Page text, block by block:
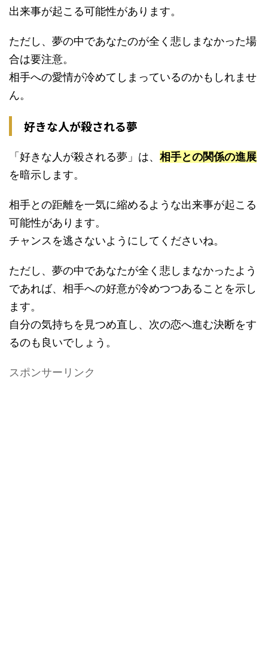
出来事が起こる可能性があります。
ただし、夢の中であなたのが全く悲しまなかった場
合は要注意。
相手への愛情が冷めてしまっているのかもしれませ
ん。
好きな人が殺される夢
「好きな人が殺される夢」は、 相手との関係の進展
を暗示します。
相手との距離を一気に縮めるような出来事が起こる
可能性があります。
チャンスを逃さないようにしてくださいね。
ただし、夢の中であなたが全く悲しまなかったよう
であれば、相手への好意が冷めつつあることを示し
ます。
自分の気持ちを見つめ直し、次の恋へ進む決断をす
るのも良いでしょう。
スポンサーリンク